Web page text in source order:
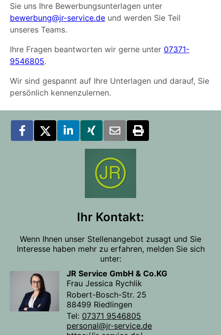
Sie uns Ihre Bewerbungsunterlagen unter
bewerbung@jr-service.de und werden Sie Teil
unseres Teams.
Ihre Fragen beantworten wir gerne unter 07371-
9546805.
Wir sind gespannt auf Ihre Unterlagen und darauf, Sie
persönlich kennenzulernen.
Ihr Kontakt:
Wenn Ihnen unser Stellenangebot zusagt und Sie
Interesse haben mehr zu erfahren, melden Sie sich
unter:
JR Service GmbH & Co.KG
Frau Jessica Rychlik
Robert-Bosch-Str. 25
88499 Riedlingen
Tel: 07371 9546805
personal@jr-service.de